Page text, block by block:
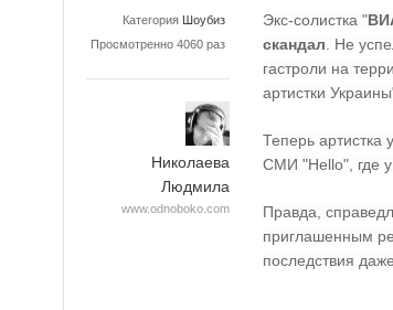
Категория Шоубиз
Просмотренно 4060 раз
Николаева
Людмила
www.odnoboko.com
Экс-солистка "
скандал . Не
гастроли на
артистки
Теперь артистка
СМИ "Hello", где
Правда,
приглашенным
последствия